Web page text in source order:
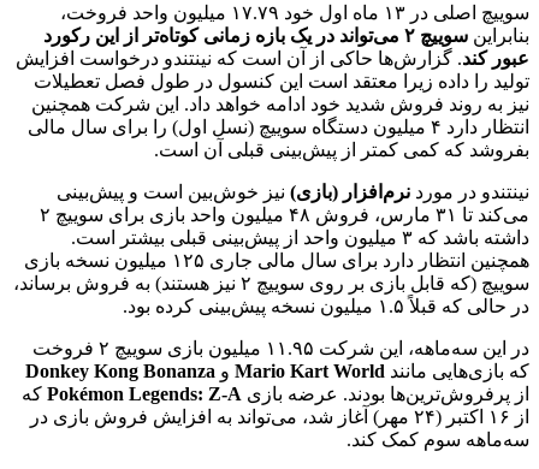
سوییچ اصلی در ۱۳ ماه اول خود ۱۷.۷۹ میلیون واحد فروخت،
بنابراین
سوییچ ۲ می‌تواند در یک بازه زمانی کوتاه‌تر از این رکورد
عبور کند. گزارش‌ها حاکی از آن است که نینتندو درخواست افزایش
تولید را داده زیرا معتقد است این کنسول در طول فصل تعطیلات
نیز به روند فروش شدید خود ادامه خواهد داد. این شرکت همچنین
انتظار دارد ۴ میلیون دستگاه سوییچ (نسل اول) را برای سال مالی
بفروشد که کمی کمتر از پیش‌بینی قبلی آن است.
نینتندو در مورد نرم‌افزار (بازی) نیز خوش‌بین است و پیش‌بینی
می‌کند تا ۳۱ مارس، فروش ۴۸ میلیون واحد بازی برای سوییچ ۲
داشته باشد که ۳ میلیون واحد از پیش‌بینی قبلی بیشتر است.
همچنین انتظار دارد برای سال مالی جاری ۱۲۵ میلیون نسخه بازی
سوییچ (که قابل بازی بر روی سوییچ ۲ نیز هستند) به فروش برساند،
در حالی که قبلاً ۱.۵ میلیون نسخه پیش‌بینی کرده بود.
در این سه‌ماهه، این شرکت ۱۱.۹۵ میلیون بازی سوییچ ۲ فروخت
که بازی‌هایی مانند Mario Kart World و Donkey Kong Bonanza
از پرفروش‌ترین‌ها بودند. عرضه بازی Pokémon Legends: Z-A که
از ۱۶ اکتبر (۲۴ مهر) آغاز شد، می‌تواند به افزایش فروش بازی در
سه‌ماهه سوم کمک کند.